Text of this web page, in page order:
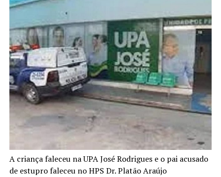
A criança faleceu na UPA José Rodrigues e o pai acusado
de estupro faleceu no HPS Dr. Platão Araújo